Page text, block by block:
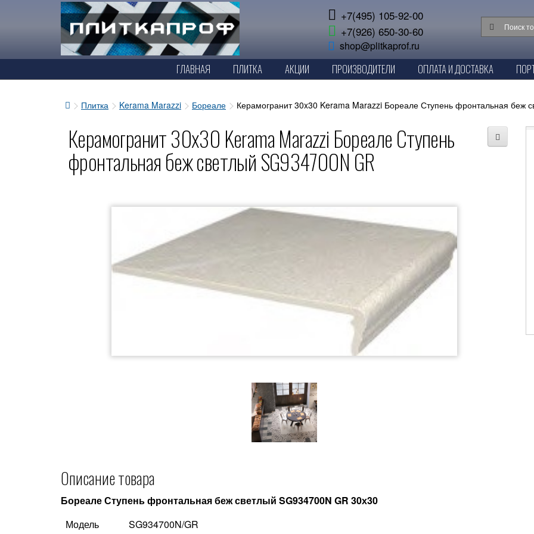
+7(495) 105-92-00
+7(926) 650-30-60
shop@plitkaprof.ru
ГЛАВНАЯ ПЛИТКА АКЦИИ ПРОИЗВОДИТЕЛИ ОПЛАТА И ДОСТАВКА
Плитка Kerama Marazzi Бореале Керамогранит 30x30 Kerama Marazzi Бореале Ступень фронтальная беж
Керамогранит 30x30 Kerama Marazzi Бореале Ступень
фронтальная беж светлый SG934700N GR
Описание товара
Бореале Ступень фронтальная беж светлый SG934700N GR 30х30
Модель
SG934700N/GR